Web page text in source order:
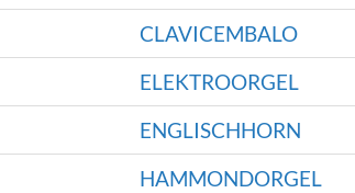
CLAVICEMBALO
ELEKTROORGEL
ENGLISCHHORN
HAMMONDORGEL